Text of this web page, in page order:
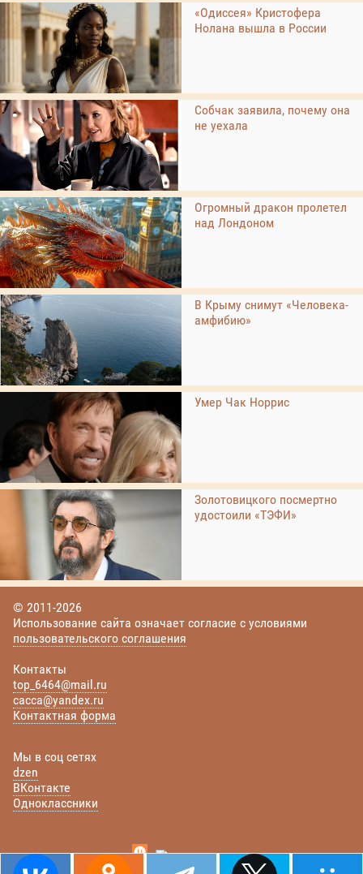
«Одиссея» Кристофера
Нолана вышла в России
Собчак заявила, почему она
не уехала
Огромный дракон пролетел
над Лондоном
В Крыму снимут «Человека-
амфибию»
Умер Чак Норрис
Золотовицкого посмертно
удостоили «ТЭФИ»
© 2011-2026
Использование сайта означает согласие с условиями
пользовательского соглашения
Контакты
top_6464@mail.ru
cacca@yandex.ru
Контактная форма
Мы в соц сетях
dzen
ВКонтакте
Одноклассники